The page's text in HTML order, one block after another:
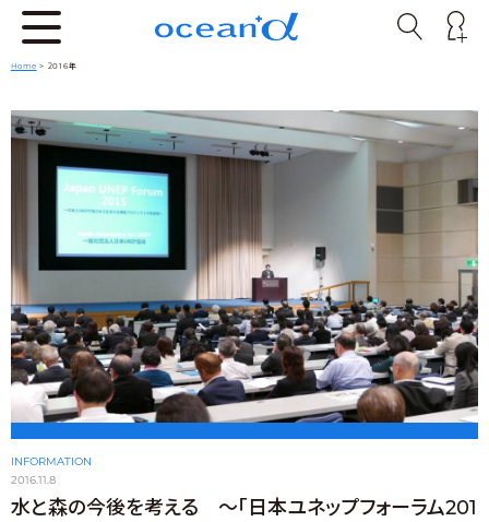
Home > 2016年
INFORMATION
2016.11.8
水と森の今後を考える ～「日本ユネップフォーラム201